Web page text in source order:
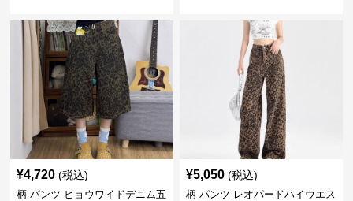
¥4,720 (税込)
柄 パンツ ヒョウワイドデニム五
¥5,050 (税込)
柄 パンツ レオパードハイウエス